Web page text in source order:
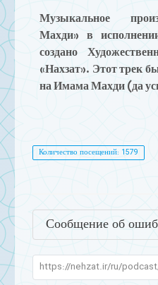
Музыкальное
Махди» в
создано
«Нахзат». Этот трек
на Имама Махди (да
Количество посещений: 1579
Сообщение об